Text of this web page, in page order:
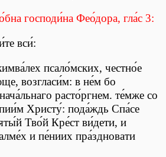
господи́на Фео́дора, гла́с 3:
вси́:
псало́мских, честно́е
возгласи́м: в не́м бо
расто́ргнем. те́мже со
Христу́: пода́ждь Спа́се
Тво́й Кре́ст ви́дети, и
и пе́ниих пра́здновати